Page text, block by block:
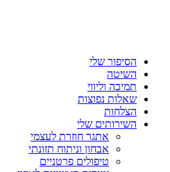
הסיפור שלי
השיטה
תמיכה וליווי
שאלות נפוצות
הצלחות
השירותים שלי
אתגר חוזרת לעצמי
אבחון וניתוח תזונתי
טיפולים פרטניים